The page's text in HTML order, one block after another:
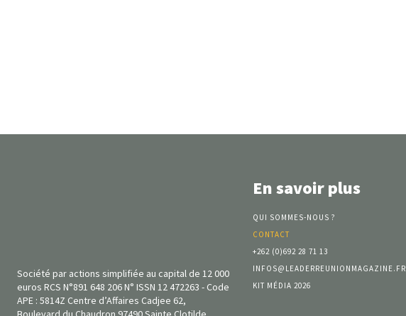
Société par actions simplifiée au capital de 12 000
euros RCS N°891 648 206 N° ISSN 12 472263 - Code
APE : 5814Z Centre d’Affaires Cadjee 62,
En savoir plus
QUI SOMMES-NOUS ?
CONTACT
+262 (0)692 28 71 13
INFOS@LEADERREUNIONMAGAZINE.FR
KIT MÉDIA 2026